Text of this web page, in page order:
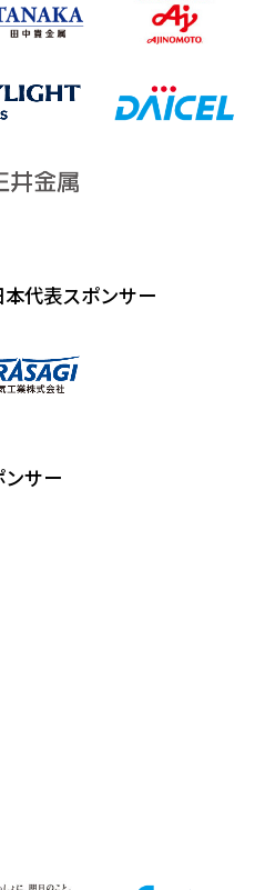
代表スポンサー
サー